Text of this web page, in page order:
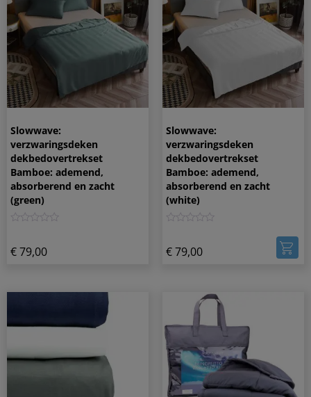
Slowwave:
verzwaringsdeken
dekbedovertrekset
Bamboe: ademend,
absorberend en zacht
(green)
€79,00
Slowwave:
verzwaringsdeken
dekbedovertrekset
Bamboe: ademend,
absorberend en zacht
(white)
€79,00